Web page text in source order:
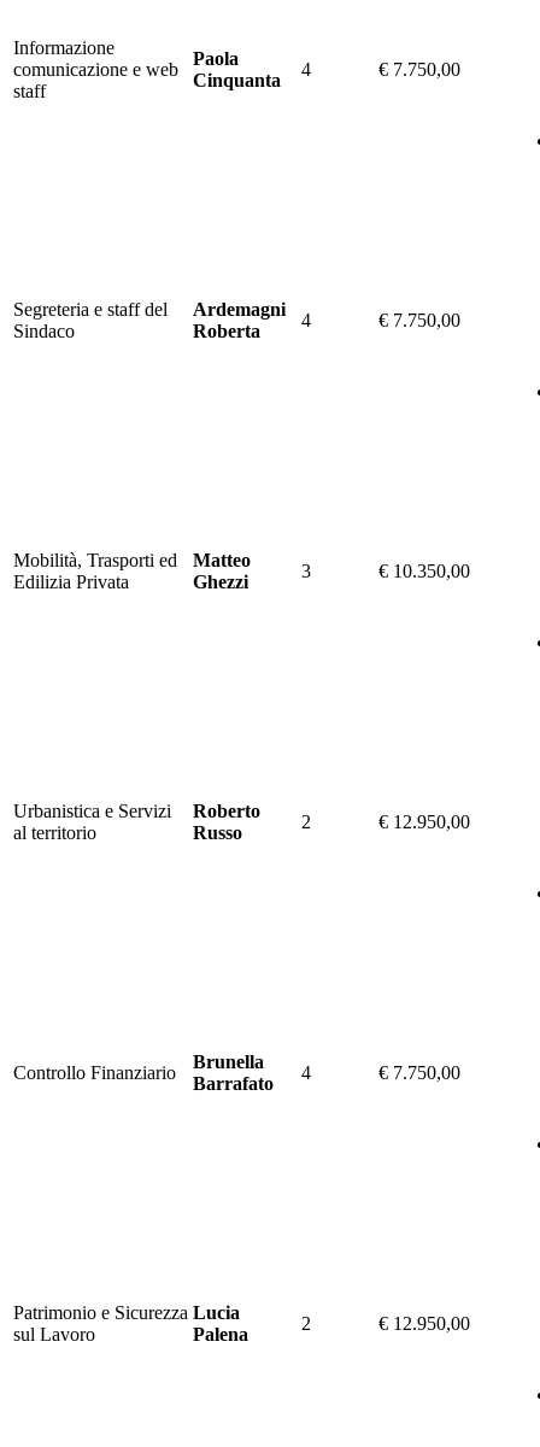
Informazione
comunicazione e web
staff
Paola
Cinquanta
4 € 7.750,00
Segreteria e staff del
Sindaco
Ardemagni
Roberta
4 € 7.750,00
Mobilità, Trasporti ed
Edilizia Privata
Matteo
Ghezzi
3 € 10.350,00
Urbanistica e Servizi
al territorio
Roberto
Russo
2 € 12.950,00
Controllo Finanziario
Brunella
Barrafato
4 € 7.750,00
Patrimonio e Sicurezza
sul Lavoro
Lucia
Palena
2 € 12.950,00